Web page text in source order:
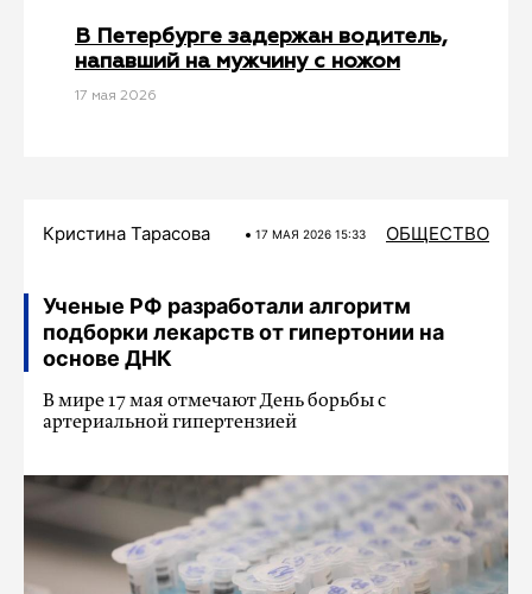
В Петербурге задержан водитель,
напавший на мужчину с ножом
17 мая 2026
Кристина Тарасова 17 МАЯ 2026 15:33 ОБЩЕСТВО
Ученые РФ разработали алгоритм
подборки лекарств от гипертонии на
основе ДНК
В мире 17 мая отмечают День борьбы с
артериальной гипертензией